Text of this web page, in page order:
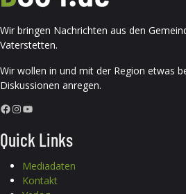
Wir bringen Nachrichten aus den
Vaterstetten.
Wir wollen in und mit der Region etwas
Diskussionen anregen.
Facebook InstagramYouTube
Quick Links
Mediadaten
Kontakt